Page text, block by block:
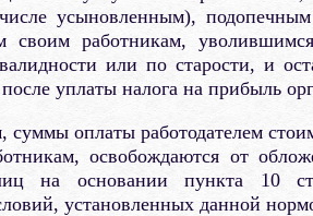
усыновленным),
своим работникам,
или по старости, и
после уплаты налога на прибыль
суммы оплаты работодателем
освобождаются от
на основании пункта 10
установленных данной